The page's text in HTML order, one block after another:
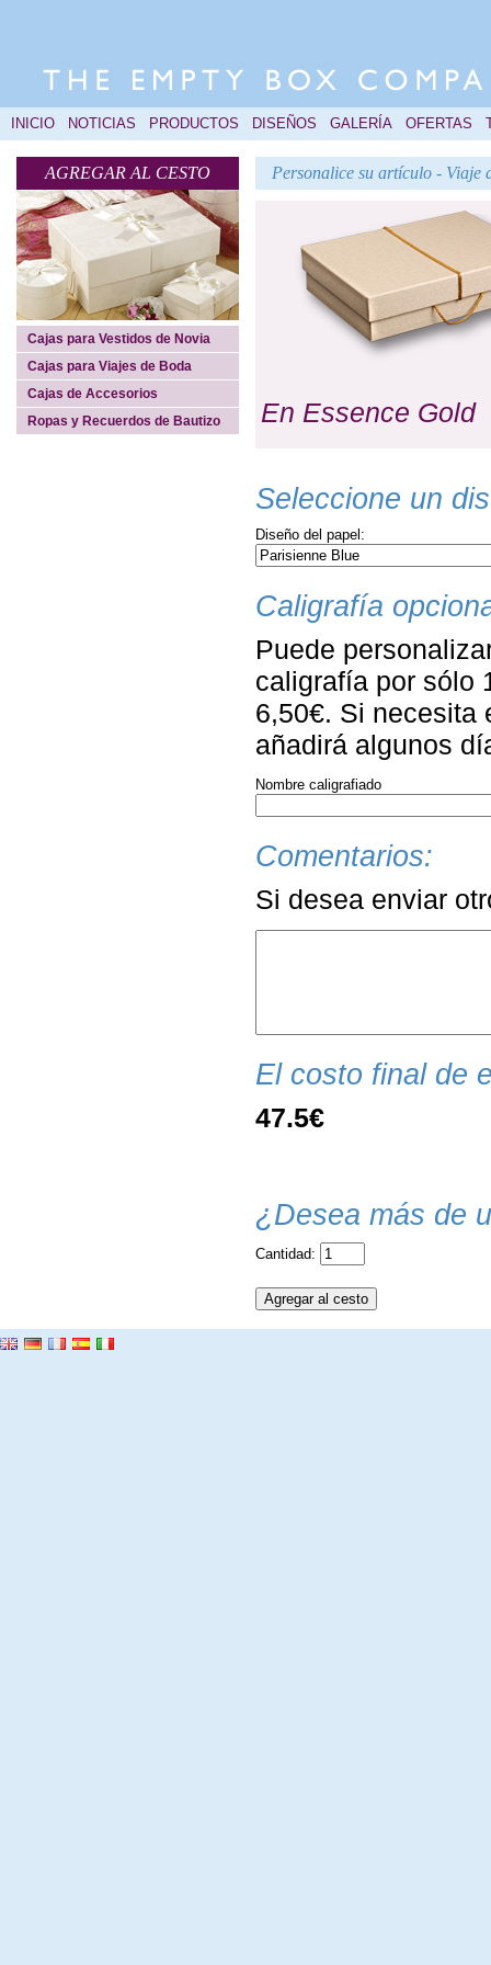
INICIO NOTICIAS PRODUCTOS DISEÑOS GALERÍA OFERTAS
AGREGAR AL CESTO
Cajas para Vestidos de Novia
Cajas para Viajes de Boda
Cajas de Accesorios
Ropas y Recuerdos de Bautizo
Personalice su artículo - Viaje
En Essence Gold
Seleccione un
Diseño del papel:
Caligrafía
Puede
caligrafía por sólo
6,50€. Si necesita
añadirá algunos
Nombre caligrafiado
Comentarios:
Si desea enviar
El costo final de
47.5€
¿Desea más de
Cantidad: